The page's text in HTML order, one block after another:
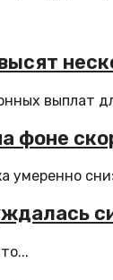
выплат
фоне
умеренно